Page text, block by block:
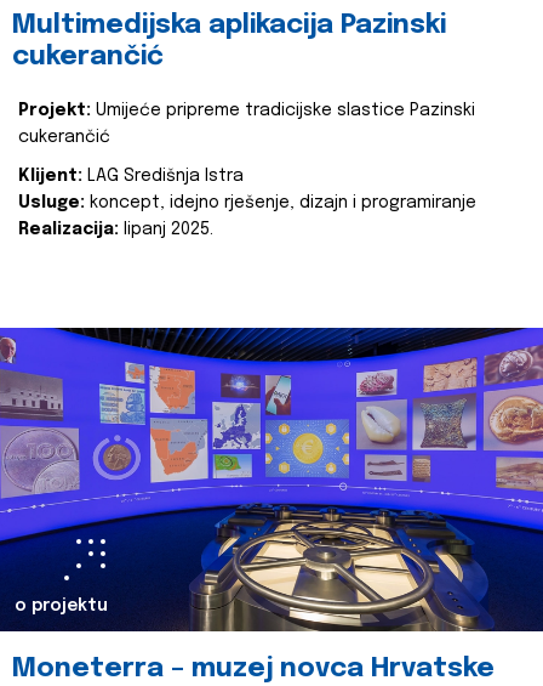
Multimedijska aplikacija Pazinski
cukerančić
Projekt: Umijeće pripreme tradicijske slastice Pazinski
cukerančić
Klijent: LAG Središnja Istra
Usluge: koncept, idejno rješenje, dizajn i programiranje
Realizacija: lipanj 2025.
o projektu
Moneterra – muzej novca Hrvatske